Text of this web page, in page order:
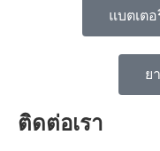
แบตเต
ย
ติดต่อเรา